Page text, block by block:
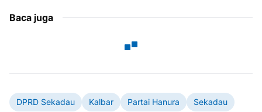
Baca juga
DPRD Sekadau Kalbar Partai Hanura Sekadau